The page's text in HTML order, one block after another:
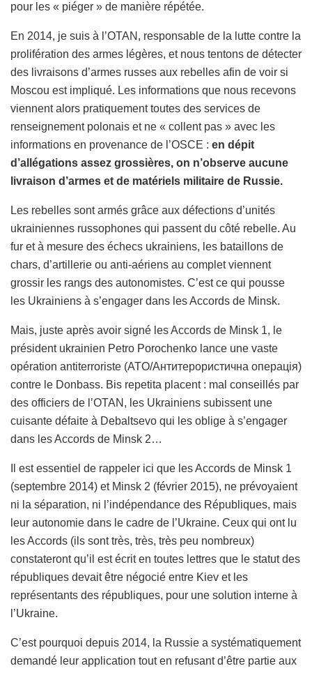
pour les « piéger » de manière répétée.
En 2014, je suis à l’OTAN, responsable de la lutte contre la
prolifération des armes légères, et nous tentons de détecter
des livraisons d’armes russes aux rebelles afin de voir si
Moscou est impliqué. Les informations que nous recevons
viennent alors pratiquement toutes des services de
renseignement polonais et ne « collent pas » avec les
informations en provenance de l’OSCE : en dépit
d’allégations assez grossières, on n’observe aucune
livraison d’armes et de matériels militaire de Russie.
Les rebelles sont armés grâce aux défections d’unités
ukrainiennes russophones qui passent du côté rebelle. Au
fur et à mesure des échecs ukrainiens, les bataillons de
chars, d’artillerie ou anti-aériens au complet viennent
grossir les rangs des autonomistes. C’est ce qui pousse
les Ukrainiens à s’engager dans les Accords de Minsk.
Mais, juste après avoir signé les Accords de Minsk 1, le
président ukrainien Petro Porochenko lance une vaste
opération antiterroriste (ATO/Антитерористична операція)
contre le Donbass. Bis repetita placent : mal conseillés par
des officiers de l’OTAN, les Ukrainiens subissent une
cuisante défaite à Debaltsevo qui les oblige à s’engager
dans les Accords de Minsk 2…
Il est essentiel de rappeler ici que les Accords de Minsk 1
(septembre 2014) et Minsk 2 (février 2015), ne prévoyaient
ni la séparation, ni l’indépendance des Républiques, mais
leur autonomie dans le cadre de l’Ukraine. Ceux qui ont lu
les Accords (ils sont très, très, très peu nombreux)
constateront qu’il est écrit en toutes lettres que le statut des
républiques devait être négocié entre Kiev et les
représentants des républiques, pour une solution interne à
l’Ukraine.
C’est pourquoi depuis 2014, la Russie a systématiquement
demandé leur application tout en refusant d’être partie aux